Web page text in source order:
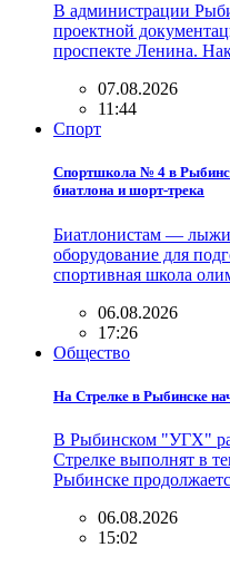
В администрации
проектной
проспекте Ленина.
07.08.2026
11:44
Спорт
Спортшкола № 4 в
биатлона и шорт-трека
Биатлонистам —
оборудование для
спортивная школа
06.08.2026
17:26
Общество
На Стрелке в Рыбинске
В Рыбинском "УГХ"
Стрелке выполнят в
Рыбинске
06.08.2026
15:02